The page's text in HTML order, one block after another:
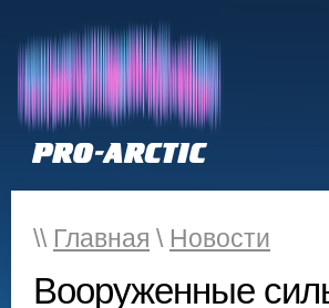
\\ Главная \ Новости
Вооруженные